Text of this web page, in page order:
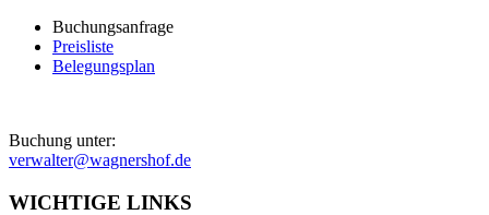
Buchungsanfrage
Preisliste
Belegungsplan
Buchung unter:
verwalter@wagnershof.de
WICHTIGE LINKS